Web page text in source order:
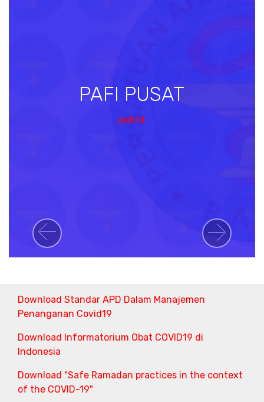
PAFI PUSAT
pafi.id
Previous Next
Download Standar APD Dalam Manajemen
Penanganan Covid19
Download Informatorium Obat COVID19 di
Indonesia
Download "Safe Ramadan practices in the context
of the COVID-19"